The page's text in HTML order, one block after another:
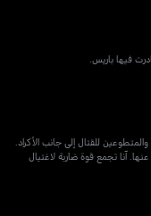
فيها باريس.
للقتال إلى جانب الأكراد.
آنا تجمع قوة ضاربة لاغتيال